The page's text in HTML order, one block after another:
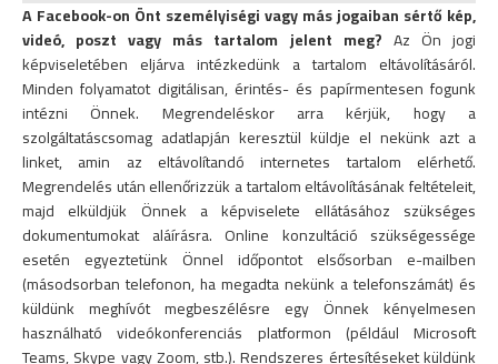
A Facebook-on Önt személyiségi vagy más jogaiban sértő kép,
videó, poszt vagy más tartalom jelent meg? Az Ön jogi
képviseletében eljárva intézkedünk a tartalom eltávolításáról.
Minden folyamatot digitálisan, érintés- és papírmentesen fogunk
intézni Önnek. Megrendeléskor arra kérjük, hogy a
szolgáltatáscsomag adatlapján keresztül küldje el nekünk azt a
linket, amin az eltávolítandó internetes tartalom elérhető.
Megrendelés után ellenőrizzük a tartalom eltávolításának feltételeit,
majd elküldjük Önnek a képviselete ellátásához szükséges
dokumentumokat aláírásra. Online konzultáció szükségessége
esetén egyeztetünk Önnel időpontot elsősorban e-mailben
(másodsorban telefonon, ha megadta nekünk a telefonszámát) és
küldünk meghívót megbeszélésre egy Önnek kényelmesen
használható videókonferenciás platformon (például Microsoft
Teams, Skype vagy Zoom, stb.). Rendszeres értesítéseket küldünk